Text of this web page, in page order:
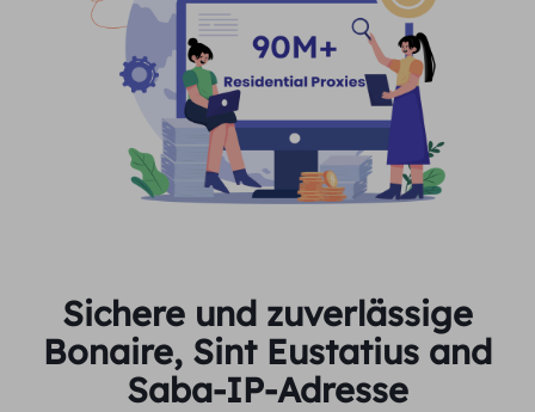
Sichere und zuverlässige
Bonaire, Sint Eustatius and
Saba-IP-Adresse